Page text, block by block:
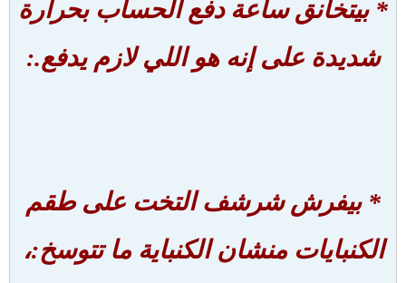
* بيتخانق ساعة دفع الحساب بحرارة
شديدة على إنه هو اللي لازم يدفع.:
* بيفرش شرشف التخت على طقم
الكنبايات منشان الكنباية ما تتوسخ:،